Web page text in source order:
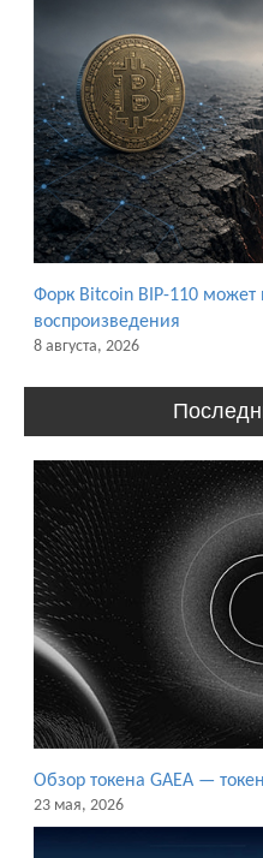
Форк Bitcoin BIP-110 может
воспроизведения
8 августа, 2026
Обзор токена GAEA —
23 мая, 2026